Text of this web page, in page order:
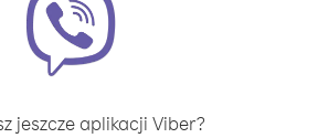
jeszcze aplikacji Viber?